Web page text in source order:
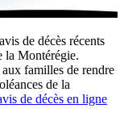
de décès récents
la Montérégie.
familles de rendre
de la
de décès en ligne